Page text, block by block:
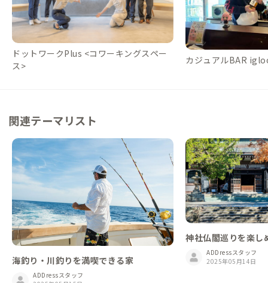
ドットワークPlus <コワーキングスペー
ス>
カジュアルBAR
関連テーマリスト
海釣り・川釣りを満喫できる家
ADDressスタッフ
神社仏閣巡りを楽し
ADDressスタッフ
2025年05月14日